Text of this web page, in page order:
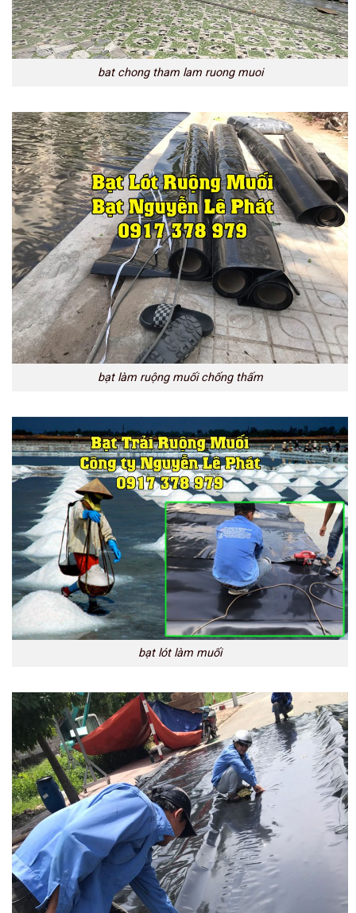
bat chong tham lam ruong muoi
bạt làm ruộng muối chống thấm
bạt lót làm muối